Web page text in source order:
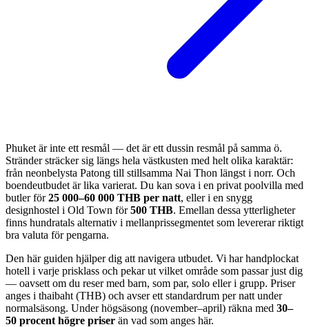
Phuket är inte ett resmål — det är ett dussin resmål på samma ö.
Stränder sträcker sig längs hela västkusten med helt olika karaktär:
från neonbelysta Patong till stillsamma Nai Thon längst i norr. Och
boendeutbudet är lika varierat. Du kan sova i en privat poolvilla med
butler för25 000–60 000 THB per natt, eller i en snygg
designhostel i Old Town för500 THB. Emellan dessa ytterligheter
finns hundratals alternativ i mellanprissegmentet som levererar riktigt
bra valuta för pengarna.
Den här guiden hjälper dig att navigera utbudet. Vi har handplockat
hotell i varje prisklass och pekar ut vilket område som passar just dig
— oavsett om du reser med barn, som par, solo eller i grupp. Priser
anges i thaibaht (THB) och avser ett standardrum per natt under
normalsäsong. Under högsäsong (november–april) räkna med 30–
50 procent högre priser än vad som anges här.